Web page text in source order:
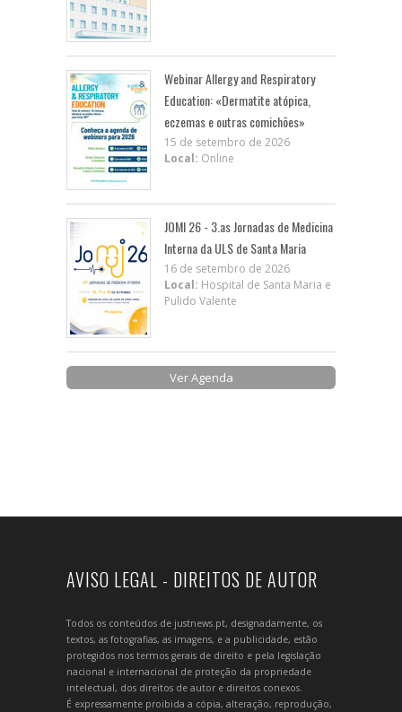
Webinar Allergy and Respiratory
Education: «Dermatite atópica,
eczemas e outras comichões»
15 de setembro de 2026
Local: Online
JOMI 26 - 3.as Jornadas de Medicina
Interna da ULS de Santa Maria
16 de setembro de 2026
Local: Hospital de Santa Maria e
Pulido Valente
Ver Agenda
AVISO LEGAL - DIREITOS DE AUTOR
Todos os conteúdos de justnews.pt, designadamente, os
textos, as fotografias, as imagens, e a publicidade, estão
protegidos nos termos gerais de direito e pela legislação
nacional e internacional de proteção da propriedade
intelectual, dos direitos de autor e direitos conexos.
É expressamente proibida a cópia, alteração, reprodução,